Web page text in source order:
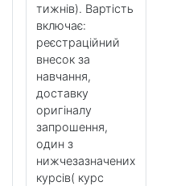
тижнів). Вартість
включає:
реєстраційний
внесок за
навчання,
доставку
оригіналу
запрошення,
один з
нижчезазначених
курсів( курс